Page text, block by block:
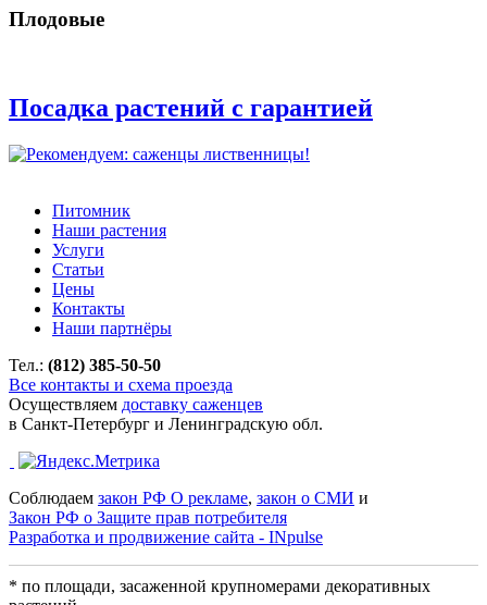
Плодовые
Посадка растений с гарантией
Питомник
Наши растения
Услуги
Статьи
Цены
Контакты
Наши партнёры
Тел.: (812) 385-50-50
Все контакты и схема проезда
Осуществляем доставку саженцев
в Санкт-Петербург и Ленинградскую обл.
Соблюдаем закон РФ О рекламе, закон о СМИ и
Закон РФ о Защите прав потребителя
Разработка и продвижение сайта - INpulse
* по площади, засаженной крупномерами декоративных